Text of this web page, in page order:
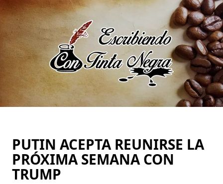
Saltar
al
contenido
PUTIN ACEPTA REUNIRSE LA
PRÓXIMA SEMANA CON
TRUMP